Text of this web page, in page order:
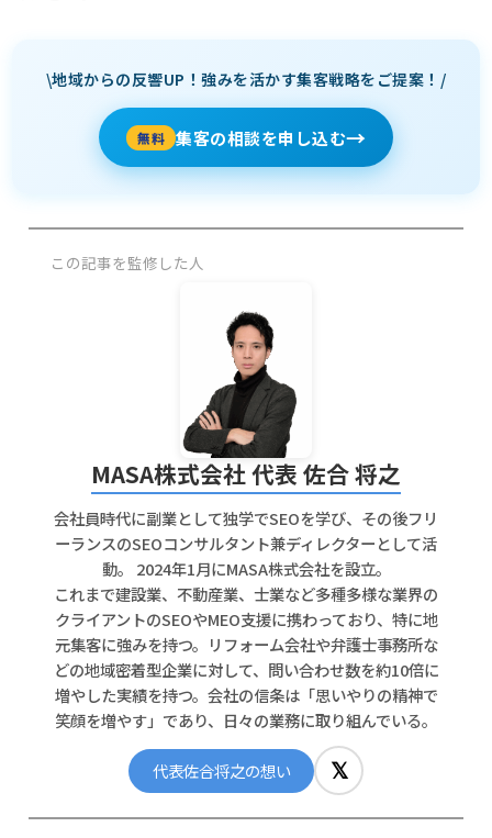
\地域からの反響UP！強みを活かす集客戦略をご提案！/
無料 集客の相談を申し込む→
この記事を監修した人
MASA株式会社 代表 佐合 将之
会社員時代に副業として独学でSEOを学び、その後フリ
ーランスのSEOコンサルタント兼ディレクターとして活
動。 2024年1月にMASA株式会社を設立。
これまで建設業、不動産業、士業など多種多様な業界の
クライアントのSEOやMEO支援に携わっており、特に地
元集客に強みを持つ。リフォーム会社や弁護士事務所な
どの地域密着型企業に対して、問い合わせ数を約10倍に
増やした実績を持つ。会社の信条は「思いやりの精神で
笑顔を増やす」であり、日々の業務に取り組んでいる。
代表佐合将之の想い 𝕏